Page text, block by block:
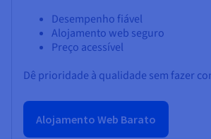
Desempenho fiável
Alojamento web seguro
Preço acessível
Dê prioridade à qualidade sem fazer
Alojamento Web Barato